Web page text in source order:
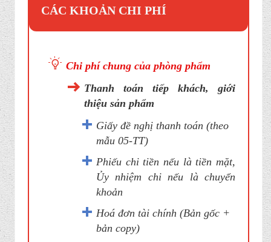
CÁC KHOẢN CHI PHÍ
Chi phí chung của phòng phẩm
Thanh toán tiếp khách, giới
thiệu sản phẩm
Giấy đề nghị thanh toán (theo
mẫu 05-TT)
Phiếu chi tiền nếu là tiền mặt,
Ủy nhiệm chi nếu là chuyển
khoản
Hoá đơn tài chính (Bản gốc +
bản copy)